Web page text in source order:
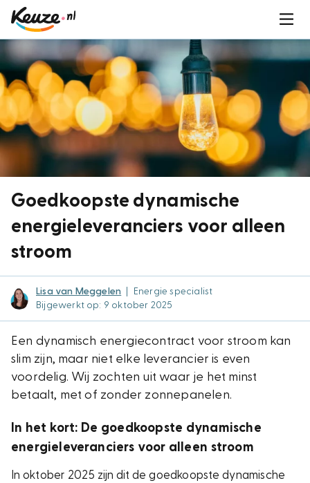
Goedkoopste dynamische
energieleveranciers voor alleen
stroom
Lisa van Meggelen
Energie specialist
Bijgewerkt op: 9 oktober 2025
Een dynamisch energiecontract voor stroom kan
slim zijn, maar niet elke leverancier is even
voordelig. Wij zochten uit waar je het minst
betaalt, met of zonder zonnepanelen.
In het kort: De goedkoopste dynamische
energieleveranciers voor alleen stroom
In oktober 2025 zijn dit de goedkoopste dynamische